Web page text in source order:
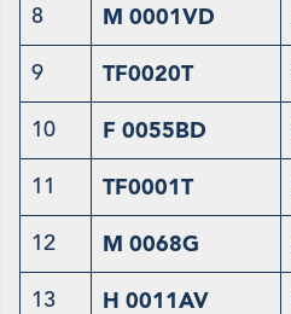
8 M 0001VD
9 TF0020T
10 F 0055BD
11 TF0001T
12 M 0068G
13 H 0011AV